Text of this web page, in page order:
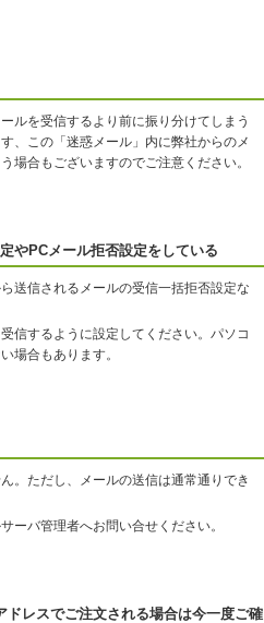
ルを受信するより前に振り分けてしまう
、この「迷惑メール」内に弊社からのメ
場合もございますのでご注意ください。
やPCメール拒否設定をしている
送信されるメールの受信一括拒否設定な
信するように設定してください。パソコ
場合もあります。
。ただし、メールの送信は通常通りでき
ーバ管理者へお問い合せください。
レスでご注文される場合は今一度ご確